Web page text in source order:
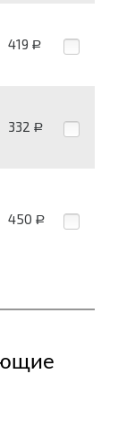
419 Р
332 Р
450 Р